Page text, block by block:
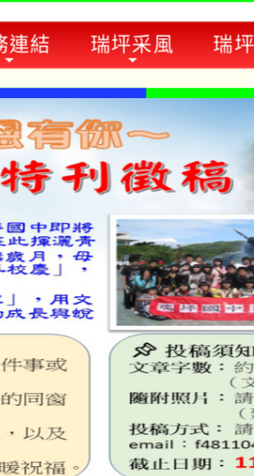
連結 瑞坪采風 瑞
(課)教師甄選結果(尚有缺